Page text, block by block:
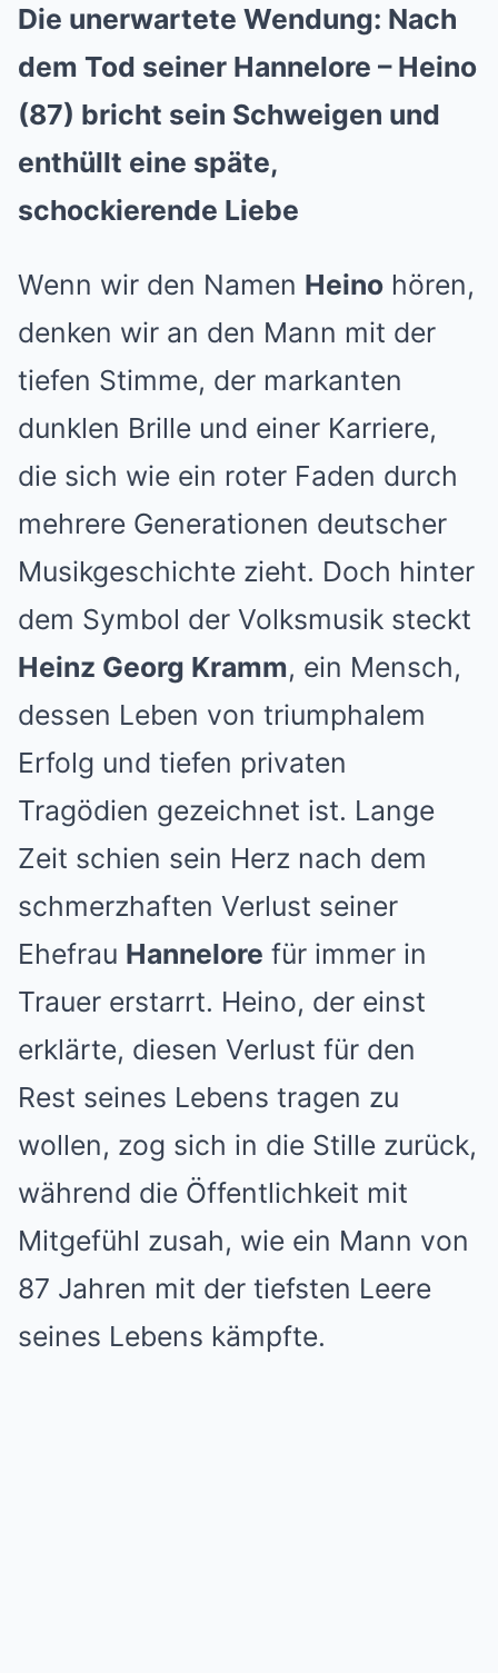
Mute
Die unerwartete Wendung: Nach
dem Tod seiner Hannelore – Heino
(87) bricht sein Schweigen und
enthüllt eine späte,
schockierende Liebe
Wenn wir den Namen Heino hören,
denken wir an den Mann mit der
tiefen Stimme, der markanten
dunklen Brille und einer Karriere,
die sich wie ein roter Faden durch
mehrere Generationen deutscher
Musikgeschichte zieht. Doch hinter
dem Symbol der Volksmusik steckt
Heinz Georg Kramm, ein Mensch,
dessen Leben von triumphalem
Erfolg und tiefen privaten
Tragödien gezeichnet ist. Lange
Zeit schien sein Herz nach dem
schmerzhaften Verlust seiner
Ehefrau Hannelore für immer in
Trauer erstarrt. Heino, der einst
erklärte, diesen Verlust für den
Rest seines Lebens tragen zu
wollen, zog sich in die Stille zurück,
während die Öffentlichkeit mit
Mitgefühl zusah, wie ein Mann von
87 Jahren mit der tiefsten Leere
seines Lebens kämpfte.